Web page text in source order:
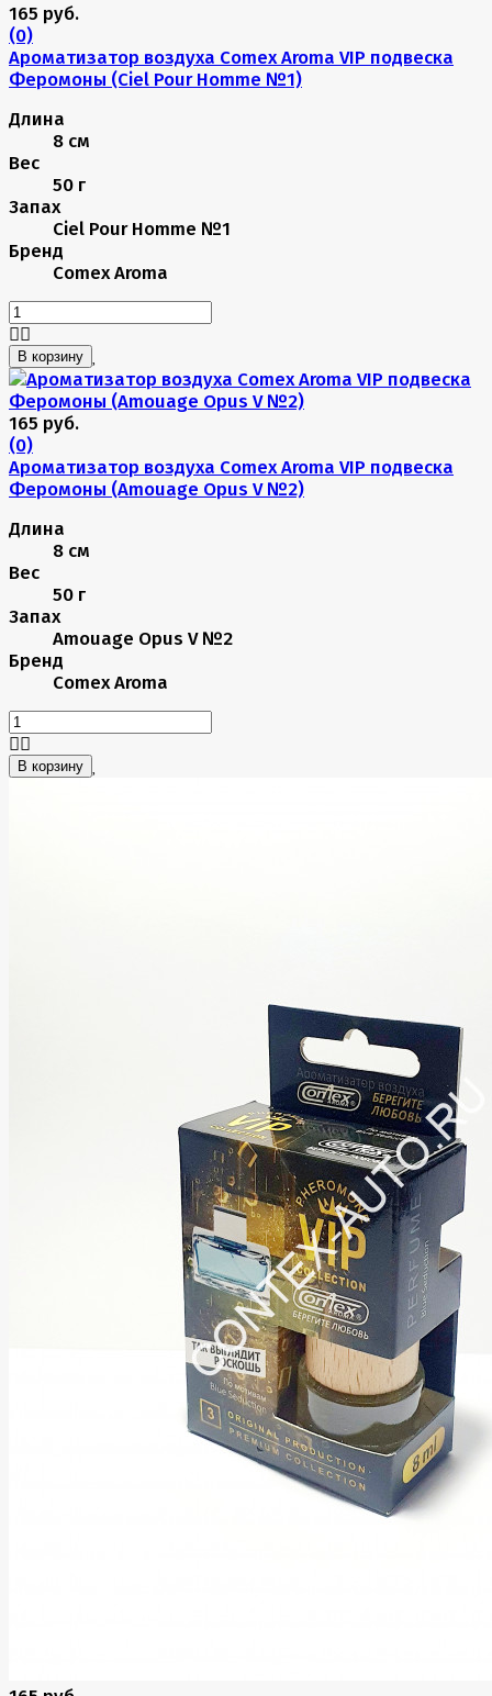
165 руб.
(0)
Ароматизатор воздуха Comex Aroma VIP подвеска
Феромоны (Ciel Pour Homme №1)
Длина
8 см
Вес
50 г
Запах
Ciel Pour Homme №1
Бренд
Comex Aroma
В корзину
165 руб.
(0)
Ароматизатор воздуха Comex Aroma VIP подвеска
Феромоны (Amouage Opus V №2)
Длина
8 см
Вес
50 г
Запах
Amouage Opus V №2
Бренд
Comex Aroma
В корзину